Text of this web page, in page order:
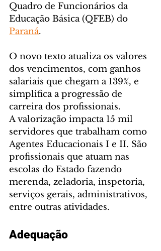
Quadro de Funcionários da
Educação Básica (QFEB) do
Paraná.
O novo texto atualiza os valores
dos vencimentos, com ganhos
salariais que chegam a 139%, e
simplifica a progressão de
carreira dos profissionais.
A valorização impacta 15 mil
servidores que trabalham como
Agentes Educacionais I e II. São
profissionais que atuam nas
escolas do Estado fazendo
merenda, zeladoria, inspetoria,
serviços gerais, administrativos,
entre outras atividades.
Adequação